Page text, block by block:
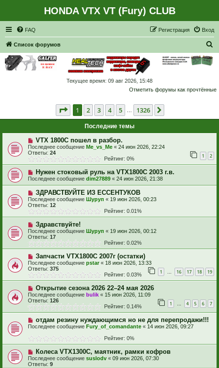
HONDA VTX VT (Fury) CLUB
FAQ Вход
Регистрация
Список форумов
к
Текущее время: 09 авг 2026, 15:48
Отметить форумы как прочтённые
Страница из 1326
1 2 3 4 5 1326
Последние темы
VTX 1800C пошел в разбор.
Последнее сообщение Me_vs_Me « 24 июн 2026, 22:24
Ответы: 24 1 2
Рейтинг: 0%
Нужен стоковый руль на VTX1800C 2003 г.в.
Последнее сообщение dim27889 « 24 июн 2026, 21:38
ЗДРАВСТВУЙТЕ ИЗ ЕССЕНТУКОВ
Последнее сообщение Шуруп « 19 июн 2026, 00:23
Ответы: 12
Рейтинг: 0.01%
Здравствуйте!
Последнее сообщение Шуруп « 19 июн 2026, 00:12
Ответы: 17
Рейтинг: 0.02%
Запчасти VTX1800C 2007г (остатки)
Последнее сообщение pstar« 18 июн 2026, 13:33
Ответы: 375 1 … 16 17 18 19
Рейтинг: 0.03%
Открытие сезона 2026 22–24 мая 2026
Последнее сообщение bulik « 15 июн 2026, 11:09
Ответы: 126 1 … 4 5 6 7
Рейтинг: 0.14%
отдам резину нуждающимся но не для перепродажи!!!
Последнее сообщение Fury_of_comandante « 14 июн 2026, 09:27
Рейтинг: 0%
Колеса VTX1300C, маятник, рамки кофров
Последнее сообщение suslodv « 09 июн 2026, 07:30
Ответы: 9